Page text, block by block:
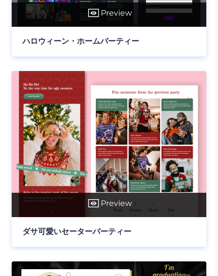
Preview
ハロウィーン・ホームパーティー
Preview
ダサ可愛いセーターパーティー